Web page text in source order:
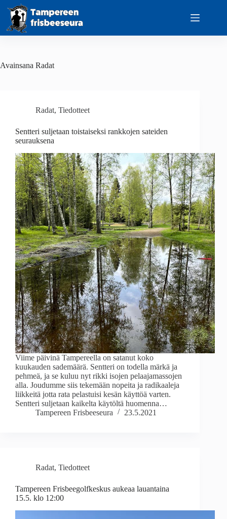
content
Avainsana Radat
Radat, Tiedotteet
Sentteri suljetaan toistaiseksi rankkojen sateiden
seurauksena
Viime päivinä Tampereella on satanut koko
kuukauden sademäärä. Sentteri on todella märkä ja
pehmeä, ja se kuluu nyt rikki isojen pelaajamassojen
alla. Joudumme siis tekemään nopeita ja radikaaleja
liikkeitä jotta rata pelastuisi kesän käyttöä varten.
Sentteri suljetaan kaikelta käytöltä huomenna…
Tampereen Frisbeeseura
23.5.2021
Radat, Tiedotteet
Tampereen Frisbeegolfkeskus aukeaa lauantaina
15.5. klo 12:00